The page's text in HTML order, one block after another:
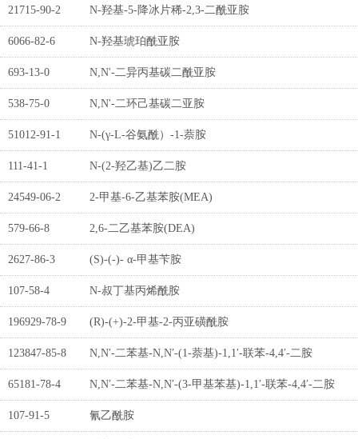
21715-90-2 N-羟基-5-降冰片稀-2,3-二酰亚胺
6066-82-6 N-羟基琥珀酰亚胺
693-13-0 N,N'-二异丙基碳二酰亚胺
538-75-0 N,N'-二环己基碳二亚胺
51012-91-1 N-(γ-L-谷氨酰）-1-萘胺
111-41-1 N-(2-羟乙基)乙二胺
24549-06-2 2-甲基-6-乙基苯胺(MEA)
579-66-8 2,6-二乙基苯胺(DEA)
2627-86-3 (S)-(-)- α-甲基苄胺
107-58-4 N-叔丁基丙烯酰胺
196929-78-9 (R)-(+)-2-甲基-2-丙亚磺酰胺
123847-85-8 N,N′-二苯基-N,N′-(1-萘基)-1,1′-联苯-4,4′-二胺
65181-78-4 N,N′-二苯基-N,N′-(3-甲基苯基)-1,1′-联苯-4,4′-二胺
107-91-5 氰乙酰胺